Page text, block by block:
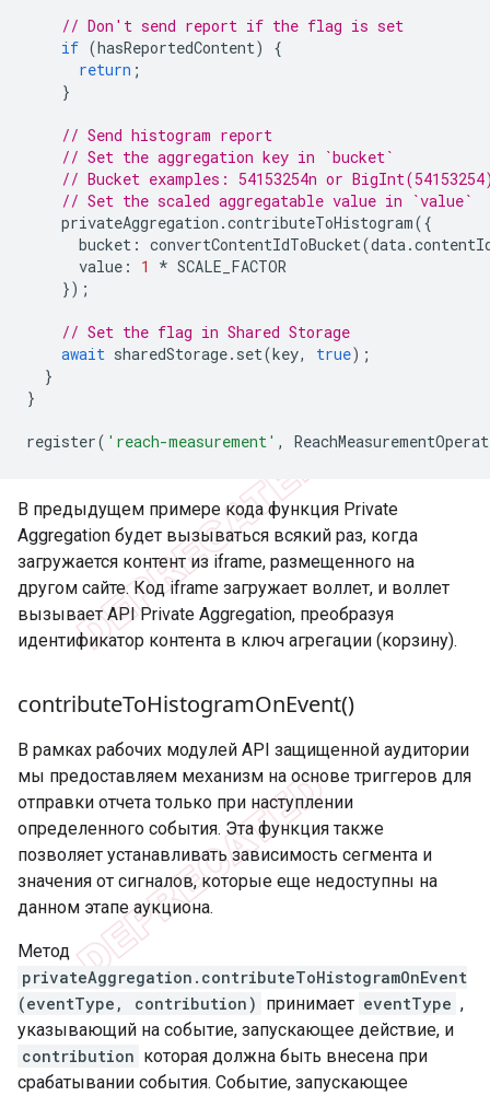
// Don't send report if the flag is set
if (hasReportedContent)
{
return ;
}
// Send histogram report
// Set the aggregation key in `bucket`
// Bucket examples: 54153254n or
// Set the scaled aggregatable value in `value`
privateAggregation .contributeToHistogram({
bucket : convertContentIdToBucket(data .
value : 1 * SCALE_FACTOR
});
// Set the flag in Shared Storage
await sharedStorage. set(key, true);
}
}
register( 'reach-measurement' ,
В предыдущем примере кода функция Private
Aggregation будет вызываться всякий раз, когда
загружается контент из iframe, размещенного на
другом сайте. Код iframe загружает воллет, и воллет
вызывает API Private Aggregation, преобразуя
идентификатор контента в ключ агрегации (корзину).
contributeToHistogramOnEvent()
В рамках рабочих модулей API защищенной аудитории
мы предоставляем механизм на основе триггеров для
отправки отчета только при наступлении
определенного события. Эта функция также
позволяет устанавливать зависимость сегмента и
значения от сигналов, которые еще недоступны на
данном этапе аукциона.
Метод
privateAggregation.contributeToHistogramOnEvent
(eventType, contribution) принимает eventType ,
указывающий на событие, запускающее действие, и
contribution которая должна быть внесена при
срабатывании события. Событие, запускающее